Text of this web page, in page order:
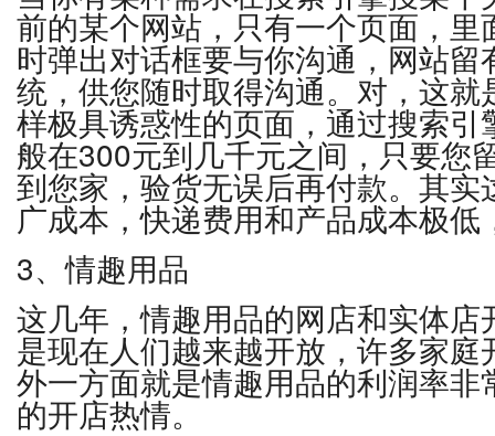
前的某个网站，只有一个页面，
时弹出对话框要与你沟通，网站
统，供您随时取得沟通。对，这
样极具诱惑性的页面，通过搜索
般在300元到几千元之间，只要您
到您家，验货无误后再付款。其
广成本，快递费用和产品成本极
3、情趣用品
这几年，情趣用品的网店和实体
是现在人们越来越开放，许多家
外一方面就是情趣用品的利润率
的开店热情。